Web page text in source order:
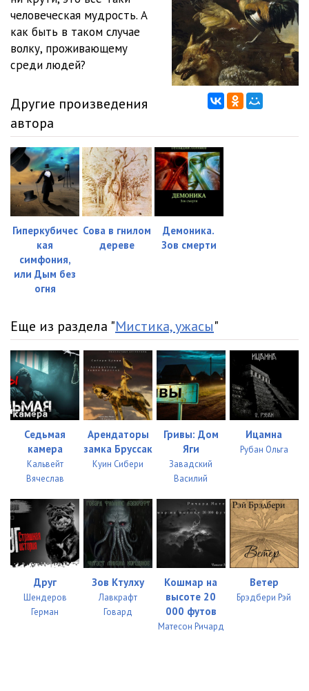
человеческая мудрость. А
как быть в таком случае
волку, проживающему
среди людей?
Другие произведения
автора
Гиперкубичес
кая
симфония,
или Дым без
огня
Сова в гнилом
дереве
Демоника.
Зов смерти
Еще из раздела "Мистика, ужасы"
Седьмая
камера
Кальвейт
Вячеслав
Арендаторы
замка Бруссак
Куин Сибери
Гривы: Дом
Яги
Завадский
Василий
Ицамна
Рубан Ольга
Друг
Шендеров
Герман
Зов Ктулху
Лавкрафт
Говард
Кошмар на
высоте 20
000 футов
Матесон Ричард
Ветер
Брэдбери Рэй